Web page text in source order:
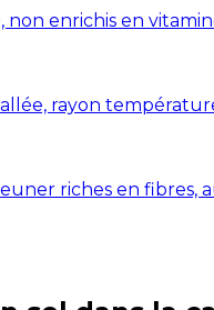
non enrichis en
rayon
riches en fibres,